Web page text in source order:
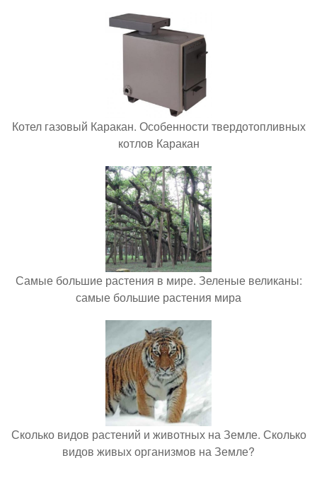
Котел газовый Каракан. Особенности твердотопливных
котлов Каракан
Самые большие растения в мире. Зеленые великаны:
самые большие растения мира
Сколько видов растений и животных на Земле. Сколько
видов живых организмов на Земле?